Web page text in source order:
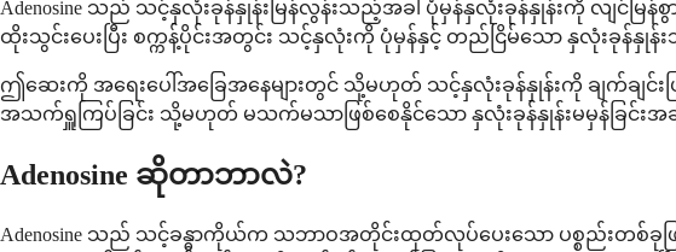
Adenosine သည် သင့်နှလုံးခုန်နှုန်းမြန်လွန်းသည့်အခါ ပုံမှန်နှလုံးခုန်နှုန်းကို လျင်မ
ထိုးသွင်းပေးပြီး စက္ကန့်ပိုင်းအတွင်း သင့်နှလုံးကို ပုံမှန်နှင့် တည်ငြိမ်သော နှလုံးခုန်
ဤဆေးကို အရေးပေါ်အခြေအနေများတွင် သို့မဟုတ် သင့်နှလုံးခုန်နှုန်းကို ချက်ချင်း
အသက်ရှူကြပ်ခြင်း သို့မဟုတ် မသက်မသာဖြစ်စေနိုင်သော နှလုံးခုန်နှုန်းမမှန်ခြင်
Adenosine ဆိုတာဘာလဲ?
Adenosine သည် သင့်ခန္ဓာကိုယ်က သဘာဝအတိုင်းထုတ်လုပ်ပေးသော ပစ္စည်းတစ်